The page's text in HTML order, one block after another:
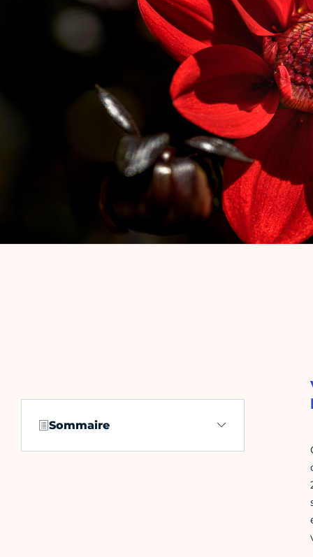
Sommaire